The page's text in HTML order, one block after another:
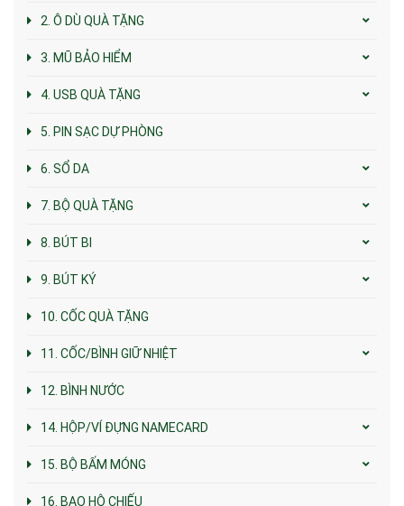
2. Ô DÙ QUÀ TẶNG
3. MŨ BẢO HIỂM
4. USB QUÀ TẶNG
5. PIN SẠC DỰ PHÒNG
6. SỔ DA
7. BỘ QUÀ TẶNG
8. BÚT BI
9. BÚT KÝ
10. CỐC QUÀ TẶNG
11. CỐC/BÌNH GIỮ NHIỆT
12. BÌNH NƯỚC
14. HỘP/VÍ ĐỰNG NAMECARD
15. BỘ BẤM MÓNG
16. BAO HỘ CHIẾU